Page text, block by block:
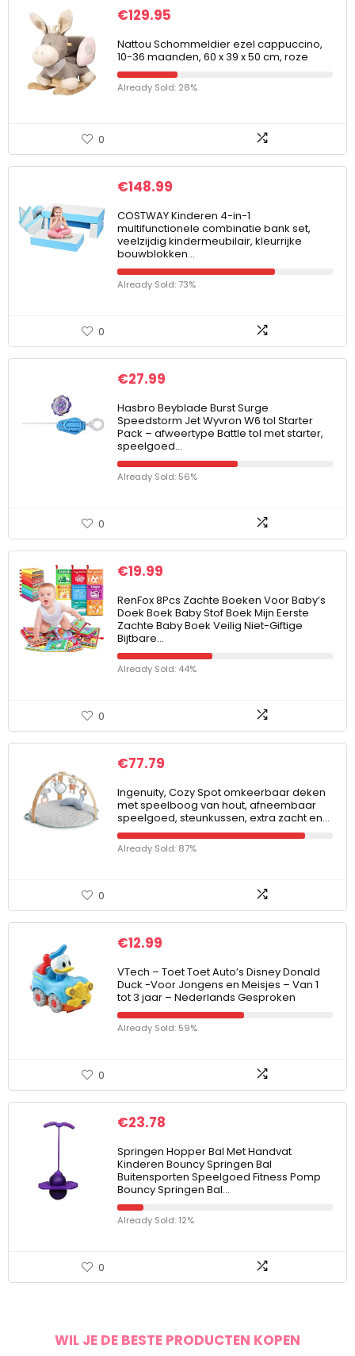
€129.95
Nattou Schommeldier ezel cappuccino,
10-36 maanden, 60 x 39 x 50 cm, roze
Already Sold: 28%
0
€148.99
COSTWAY Kinderen 4-in-1
multifunctionele combinatie bank set,
veelzijdig kindermeubilair, kleurrijke
bouwblokken…
Already Sold: 73%
0
€27.99
Hasbro Beyblade Burst Surge
Speedstorm Jet Wyvron W6 tol Starter
Pack – afweertype Battle tol met starter,
speelgoed…
Already Sold: 56%
0
€19.99
RenFox 8Pcs Zachte Boeken Voor Baby’s
Doek Boek Baby Stof Boek Mijn Eerste
Zachte Baby Boek Veilig Niet-Giftige
Bijtbare…
Already Sold: 44%
0
€77.79
Ingenuity, Cozy Spot omkeerbaar deken
met speelboog van hout, afneembaar
speelgoed, steunkussen, extra zacht en…
Already Sold: 87%
0
€12.99
VTech – Toet Toet Auto’s Disney Donald
Duck -Voor Jongens en Meisjes – Van 1
tot 3 jaar – Nederlands Gesproken
Already Sold: 59%
0
€23.78
Springen Hopper Bal Met Handvat
Kinderen Bouncy Springen Bal
Buitensporten Speelgoed Fitness Pomp
Bouncy Springen Bal…
Already Sold: 12%
0
WIL JE DE BESTE PRODUCTEN KOPEN